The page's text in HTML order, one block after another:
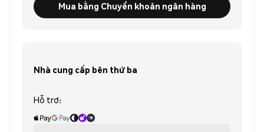
Mua bằng Chuyển khoản ngân hàng
Nhà cung cấp bên thứ ba
Hỗ trợ: